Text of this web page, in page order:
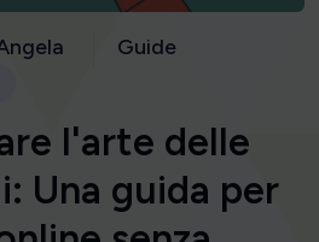
Guide
l'arte delle
Una guida per